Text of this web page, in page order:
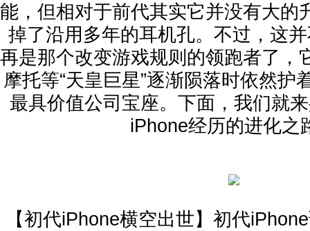
能，但相对于前代其实它并没有大的
掉了沿用多年的耳机孔。不过，这
再是那个改变游戏规则的领跑者了，
摩托等“天皇巨星”逐渐陨落时依然护
最具价值公司宝座。下面，我们就
iPhone经历的进化之
【初代iPhone横空出世】初代